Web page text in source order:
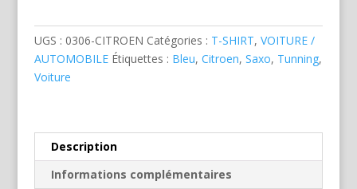
UGS : 0306-CITROEN Catégories : T-SHIRT, VOITURE /
AUTOMOBILE Étiquettes : Bleu, Citroen, Saxo, Tunning,
Voiture
Description
Informations complémentaires